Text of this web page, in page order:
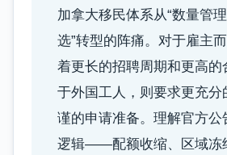
加拿大移民体系从“数量管
选”转型的阵痛。对于雇主
着更长的招聘周期和更高的
于外国工人，则要求更充分
谨的申请准备。理解官方公
逻辑——配额收缩、区域冻